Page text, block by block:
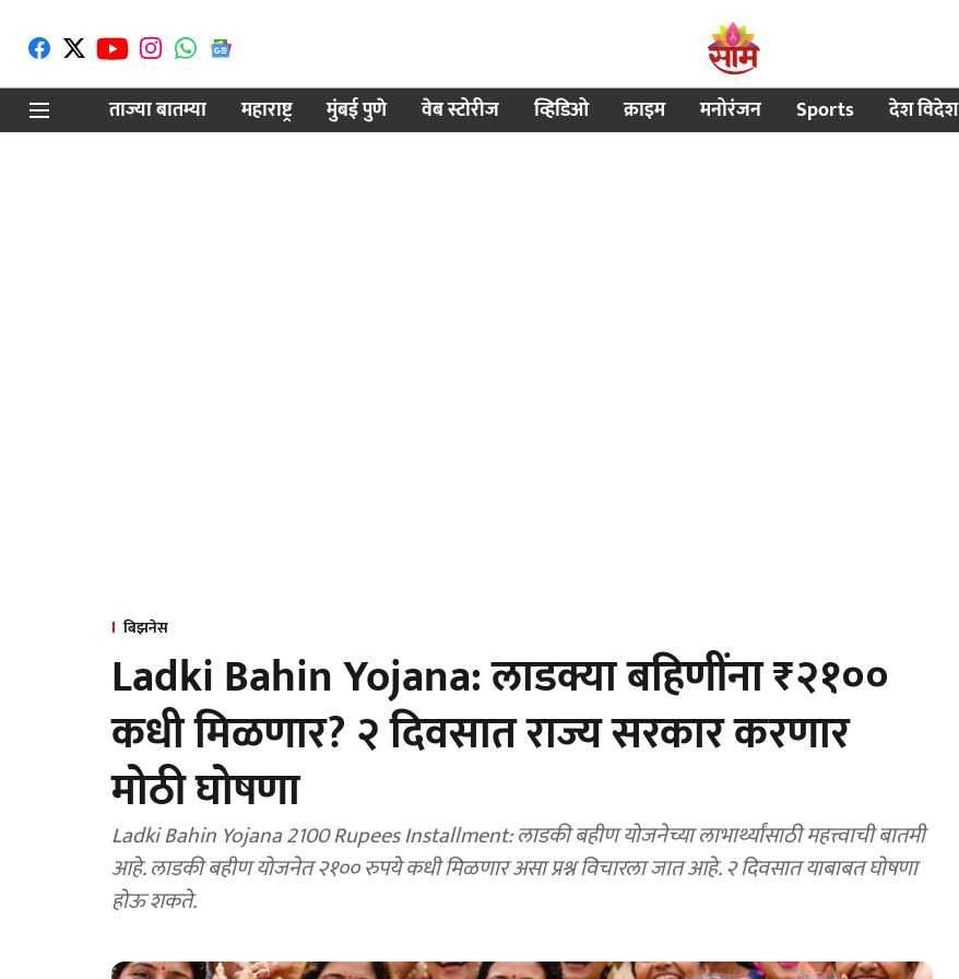
ताज्या बातम्या
महाराष्ट्र मुंबई पुणे वेब स्टोरीज व्हिडिओ क्राइम मनोरंजन Sports देश विदेश
बिझनेस
Ladki Bahin Yojana: लाडक्या बहि‍णींना ₹२१००
कधी मिळणार? २ दिवसात राज्य सरकार करणार
मोठी घोषणा
Ladki Bahin Yojana 2100 Rupees Installment: लाडकी बहीण योजनेच्या लाभार्थ्यांसाठी महत्त्वाची बातमी
आहे. लाडकी बहीण योजनेत २१०० रुपये कधी मिळणार असा प्रश्न विचारला जात आहे. २ दिवसात याबाबत घोषणा
होऊ शकते.